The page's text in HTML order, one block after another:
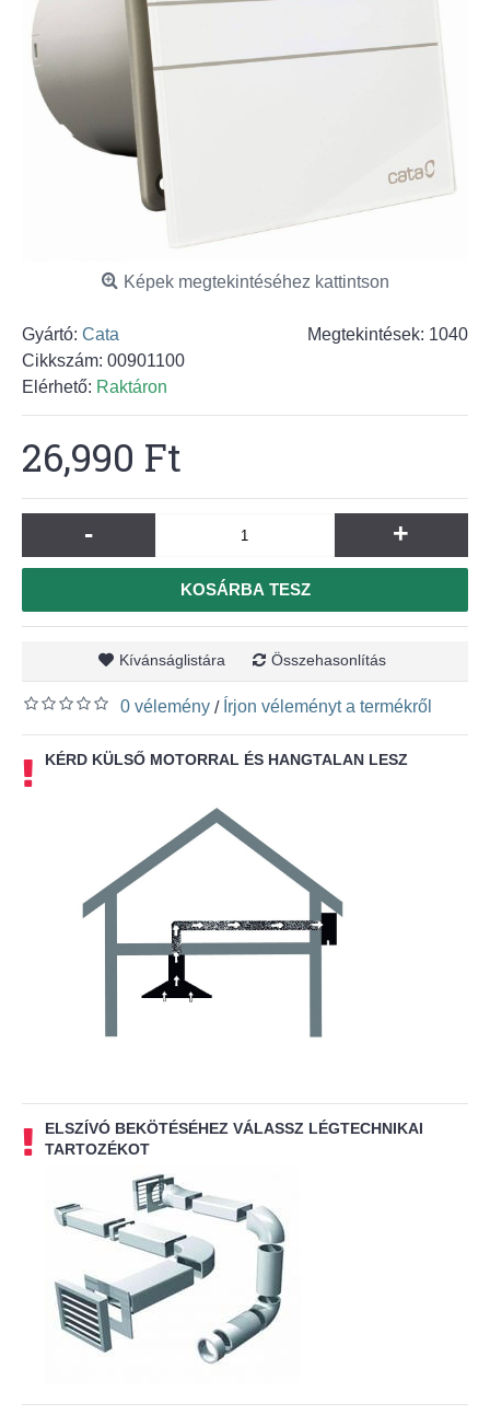
Képek megtekintéséhez kattintson
Megtekintések: 1040
Gyártó: Cata
Cikkszám: 00901100
Elérhető: Raktáron
26,990 Ft
- +
KOSÁRBA TESZ
Kívánságlistára Összehasonlítás
0 vélemény / Írjon véleményt a termékről
KÉRD KÜLSŐ MOTORRAL ÉS HANGTALAN LESZ
ELSZÍVÓ BEKÖTÉSÉHEZ VÁLASSZ LÉGTECHNIKAI
TARTOZÉKOT